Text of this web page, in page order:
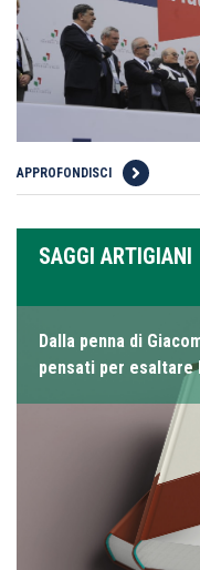
APPROFONDISCI
SAGGI ARTIGIANI
Dalla penna di
pensati per esaltare